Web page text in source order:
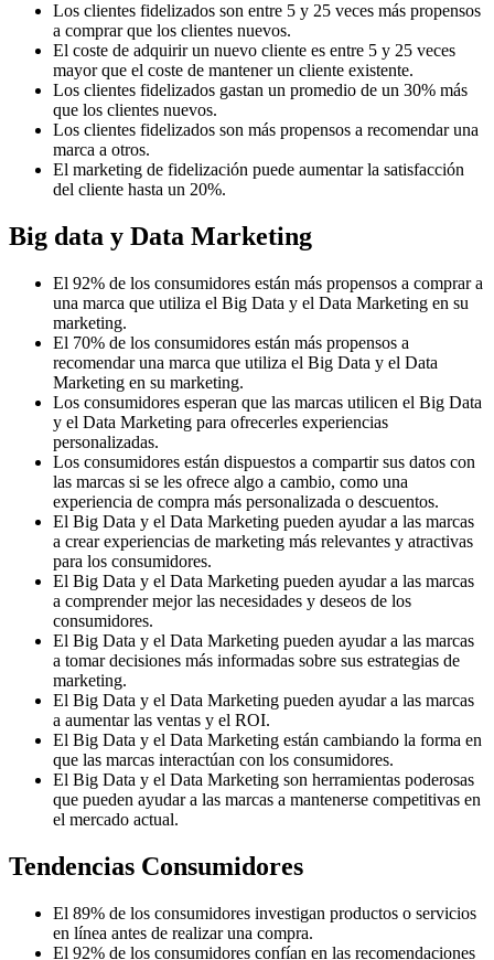
Los clientes fidelizados son entre 5 y 25 veces más propensos
a comprar que los clientes nuevos.
El coste de adquirir un nuevo cliente es entre 5 y 25 veces
mayor que el coste de mantener un cliente existente.
Los clientes fidelizados gastan un promedio de un 30% más
que los clientes nuevos.
Los clientes fidelizados son más propensos a recomendar una
marca a otros.
El marketing de fidelización puede aumentar la satisfacción
del cliente hasta un 20%.
Big data y Data Marketing
El 92% de los consumidores están más propensos a comprar a
una marca que utiliza el Big Data y el Data Marketing en su
marketing.
El 70% de los consumidores están más propensos a
recomendar una marca que utiliza el Big Data y el Data
Marketing en su marketing.
Los consumidores esperan que las marcas utilicen el Big Data
y el Data Marketing para ofrecerles experiencias
personalizadas.
Los consumidores están dispuestos a compartir sus datos con
las marcas si se les ofrece algo a cambio, como una
experiencia de compra más personalizada o descuentos.
El Big Data y el Data Marketing pueden ayudar a las marcas
a crear experiencias de marketing más relevantes y atractivas
para los consumidores.
El Big Data y el Data Marketing pueden ayudar a las marcas
a comprender mejor las necesidades y deseos de los
consumidores.
El Big Data y el Data Marketing pueden ayudar a las marcas
a tomar decisiones más informadas sobre sus estrategias de
marketing.
El Big Data y el Data Marketing pueden ayudar a las marcas
a aumentar las ventas y el ROI.
El Big Data y el Data Marketing están cambiando la forma en
que las marcas interactúan con los consumidores.
El Big Data y el Data Marketing son herramientas poderosas
que pueden ayudar a las marcas a mantenerse competitivas en
el mercado actual.
Tendencias Consumidores
El 89% de los consumidores investigan productos o servicios
en línea antes de realizar una compra.
El 92% de los consumidores confían en las recomendaciones